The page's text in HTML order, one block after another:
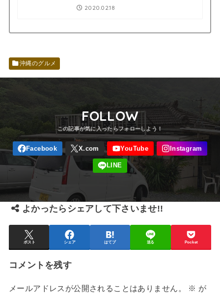
2020.02.18
沖縄のグルメ
FOLLOW
よかったらシェアして下さいませ!!
ポスト シェア はてブ 送る Pocket
コメントを残す
メールアドレスが公開されることはありません。 ※ が